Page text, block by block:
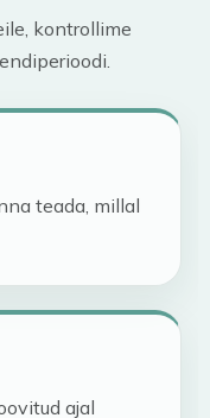
kontrollime
teada, millal
ajal